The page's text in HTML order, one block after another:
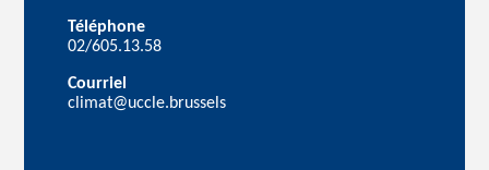
Téléphone
02/605.13.58
Courriel
climat@uccle.brussels